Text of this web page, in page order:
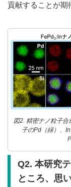
貢献することが期
図2. 精密ナノ粒子
子のPd（緑）、
Q2. 本研究
ところ、思